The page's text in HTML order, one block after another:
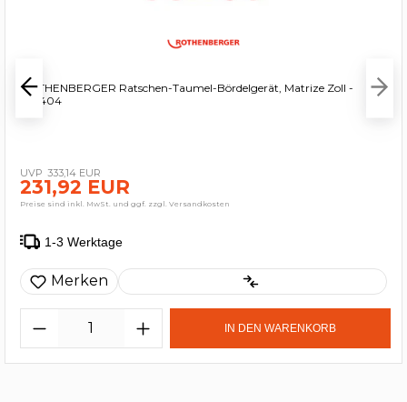
ROTHENBERGER Ratschen-Taumel-Bördelgerät, Matrize Zoll -
222404
333,14 EUR
231,92 EUR
Preise sind inkl. MwSt. und ggf. zzgl. Versandkosten
1-3 Werktage
Merken
IN DEN WARENKORB